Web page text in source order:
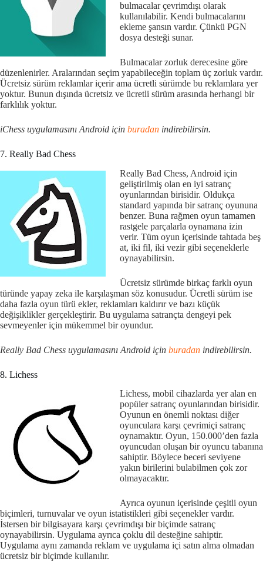
bulmacalar çevrimdışı olarak
kullanılabilir. Kendi bulmacalarını
ekleme şansın vardır. Çünkü PGN
dosya desteği sunar.
Bulmacalar zorluk derecesine göre
düzenlenirler. Aralarından seçim yapabileceğin toplam üç zorluk vardır.
Ücretsiz sürüm reklamlar içerir ama ücretli sürümde bu reklamlara yer
yoktur. Bunun dışında ücretsiz ve ücretli sürüm arasında herhangi bir
farklılık yoktur.
iChess uygulamasını Android için buradan indirebilirsin.
7. Really Bad Chess
Really Bad Chess, Android için
geliştirilmiş olan en iyi satranç
oyunlarından birisidir. Oldukça
standard yapında bir satranç oyununa
benzer. Buna rağmen oyun tamamen
rastgele parçalarla oynamana izin
verir. Tüm oyun içerisinde tahtada beş
at, iki fil, iki vezir gibi seçeneklerle
oynayabilirsin.
Ücretsiz sürümde birkaç farklı oyun
türünde yapay zeka ile karşılaşman söz konusudur. Ücretli sürüm ise
daha fazla oyun türü ekler, reklamları kaldırır ve bazı küçük
değişiklikler gerçekleştirir. Bu uygulama satrançta dengeyi pek
sevmeyenler için mükemmel bir oyundur.
Really Bad Chess uygulamasını Android için buradan indirebilirsin.
8. Lichess
Lichess, mobil cihazlarda yer alan en
popüler satranç oyunlarından birisidir.
Oyunun en önemli noktası diğer
oyunculara karşı çevrimiçi satranç
oynamaktır. Oyun, 150.000’den fazla
oyuncudan oluşan bir oyuncu tabanına
sahiptir. Böylece beceri seviyene
yakın birilerini bulabilmen çok zor
olmayacaktır.
Ayrıca oyunun içerisinde çeşitli oyun
biçimleri, turnuvalar ve oyun istatistikleri gibi seçenekler vardır.
İstersen bir bilgisayara karşı çevrimdışı bir biçimde satranç
oynayabilirsin. Uygulama ayrıca çoklu dil desteğine sahiptir.
Uygulama aynı zamanda reklam ve uygulama içi satın alma olmadan
ücretsiz bir biçimde kullanılır.